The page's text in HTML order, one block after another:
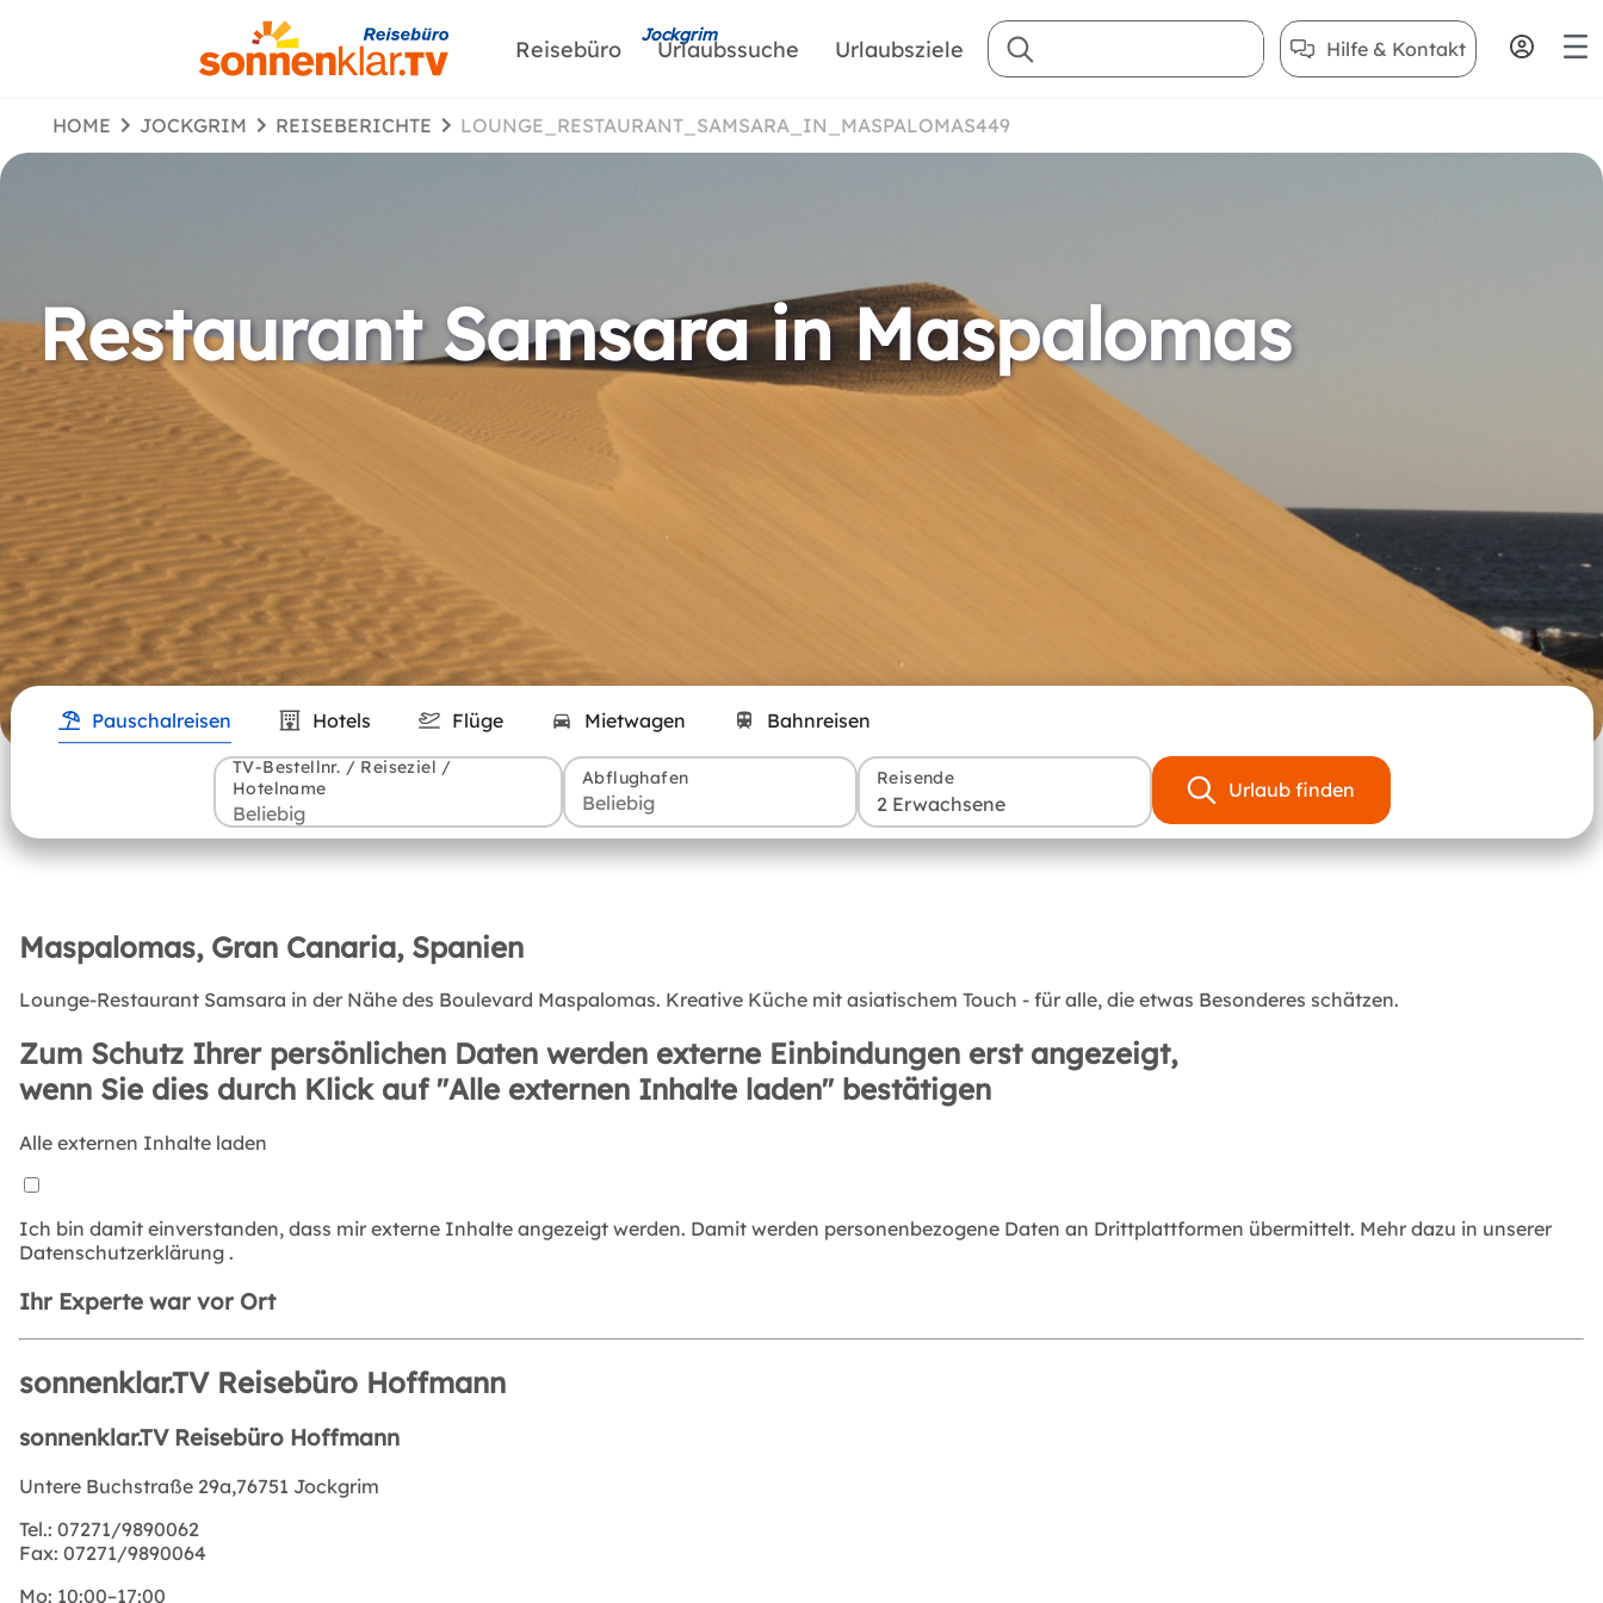
Jockgrim
Reisebüro Urlaubssuche Urlaubsziele Hilfe & Kontakt
HOME JOCKGRIM REISEBERICHTE LOUNGE_RESTAURANT_SAMSARA_IN_MASPALOMAS449
Restaurant Samsara in Maspalomas
Pauschalreisen Hotels Flüge Mietwagen Bahnreisen
TV-Bestellnr. / Reiseziel /
Hotelname
Abflughafen Reisende
2 Erwachsene
Urlaub finden
Maspalomas, Gran Canaria, Spanien
Lounge-Restaurant Samsara in der Nähe des Boulevard Maspalomas. Kreative Küche mit asiatischem Touch - für alle, die etwas Besonderes schätzen.
Zum Schutz Ihrer persönlichen Daten werden externe Einbindungen erst angezeigt,
wenn Sie dies durch Klick auf "Alle externen Inhalte laden" bestätigen
Alle externen Inhalte laden
Ich bin damit einverstanden, dass mir externe Inhalte angezeigt werden. Damit werden personenbezogene Daten an Drittplattformen übermittelt. Mehr dazu in unserer
Datenschutzerklärung .
Ihr Experte war vor Ort
sonnenklar.TV Reisebüro Hoffmann
sonnenklar.TV Reisebüro Hoffmann
Untere Buchstraße 29a,76751 Jockgrim
Tel.: 07271/9890062
Fax: 07271/9890064
Mo: 10:00–17:00